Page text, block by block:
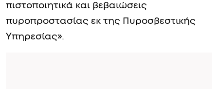
πιστοποιητικά και βεβαιώσεις
πυροπροστασίας εκ της Πυροσβεστικής
Υπηρεσίας».